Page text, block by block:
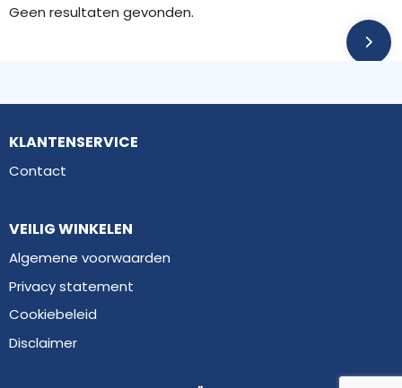
Geen resultaten gevonden.
KLANTENSERVICE
Contact
VEILIG WINKELEN
Algemene voorwaarden
Privacy statement
Cookiebeleid
Disclaimer